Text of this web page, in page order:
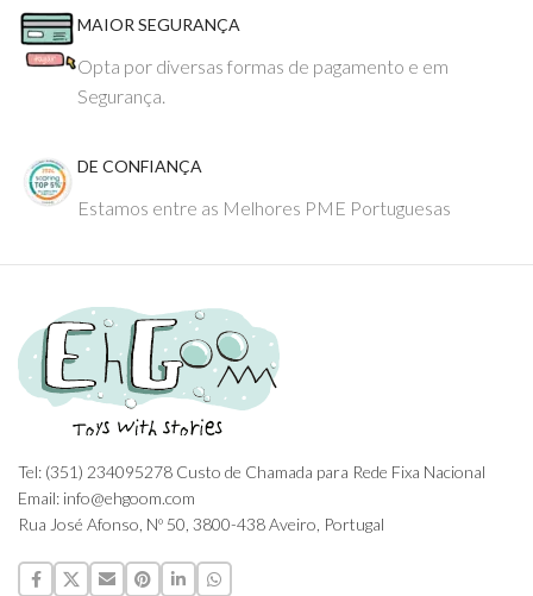
MAIOR SEGURANÇA
Opta por diversas formas de pagamento e em
Segurança.
DE CONFIANÇA
Estamos entre as Melhores PME Portuguesas
Tel: (351) 234095278 Custo de Chamada para Rede Fixa Nacional
Email: info@ehgoom.com
Rua José Afonso, Nº 50, 3800-438 Aveiro, Portugal